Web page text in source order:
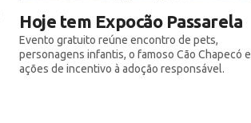
Hoje tem Expocão Passarela
Evento gratuito reúne encontro de pets,
personagens infantis, o famoso Cão Chapecó e
ações de incentivo à adoção responsável.